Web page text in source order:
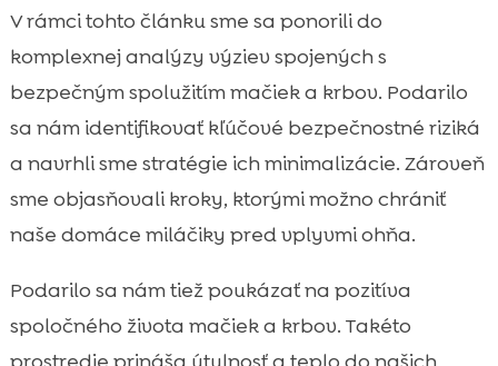
V rámci tohto článku sme sa ponorili do
komplexnej analýzy výziev spojených s
bezpečným spolužitím mačiek a krbov. Podarilo
sa nám identifikovať kľúčové bezpečnostné riziká
a navrhli sme stratégie ich minimalizácie. Zároveň
sme objasňovali kroky, ktorými možno chrániť
naše domáce miláčiky pred vplyvmi ohňa.
Podarilo sa nám tiež poukázať na pozitíva
spoločného života mačiek a krbov. Takéto